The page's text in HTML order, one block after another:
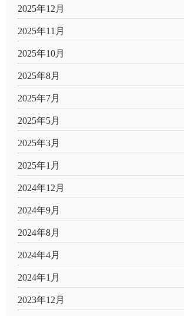
2025年12月
2025年11月
2025年10月
2025年8月
2025年7月
2025年5月
2025年3月
2025年1月
2024年12月
2024年9月
2024年8月
2024年4月
2024年1月
2023年12月